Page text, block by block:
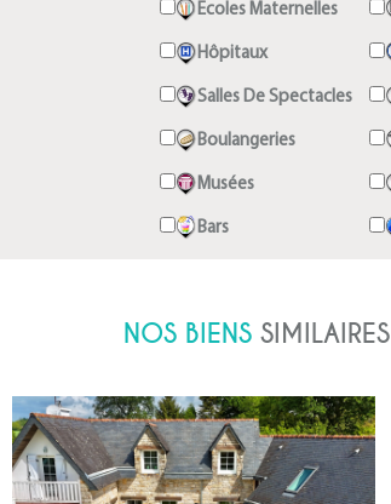
Ecoles Maternelles
Hôpitaux
Salles De Spectacles
Boulangeries
Musées
Bars
NOS BIENS SIMILAIRES